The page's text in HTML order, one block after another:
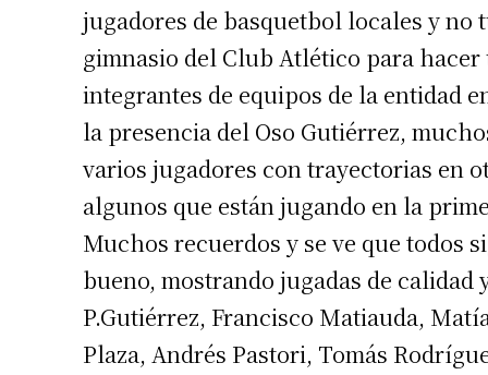
jugadores de basquetbol locales y
gimnasio del Club Atlético para
integrantes de equipos de la entidad
la presencia del Oso Gutiérrez,
varios jugadores con trayectorias en
algunos que están jugando en la
Muchos recuerdos y se ve que todos
bueno, mostrando jugadas de
P.Gutiérrez, Francisco Matiauda,
Plaza, Andrés Pastori, Tomás